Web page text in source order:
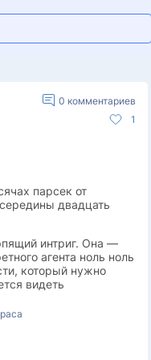
0 комментариев
1
парсек от
двадцать
интриг. Она —
агента ноль ноль
который нужно
видеть
предназначение,